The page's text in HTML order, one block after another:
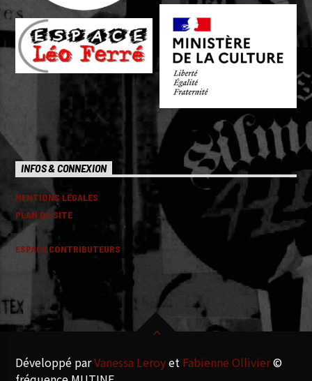
INFOS & CONNEXION
MENTIONS LEGALES
PLAN DU SITE
ESPACE CONTRIBUTEURS
Développé parVanessa Leroyet Fabienne Ollivier©